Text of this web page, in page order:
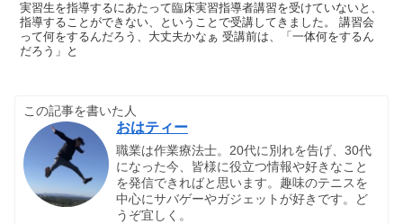
実習生を指導するにあたって臨床実習指導者講習を受けていないと、
指導することができない、ということで受講してきました。 講習会
って何をするんだろう、大丈夫かなぁ 受講前は、「一体何をするん
だろう」と
この記事を書いた人
おはティー
職業は作業療法士。20代に別れを告げ、30代
になった今、皆様に役立つ情報や好きなこと
を発信できればと思います。趣味のテニスを
中心にサバゲーやガジェットが好きです。ど
うぞ宜しく。